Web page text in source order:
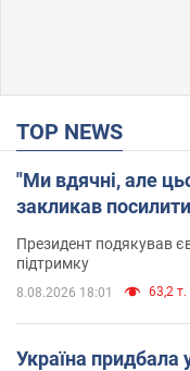
TOP NEWS
"Ми вдячні, але
закликав посилити
Президент подякував
підтримку
8.08.2026 18:01 63,2 т.
Україна придбала